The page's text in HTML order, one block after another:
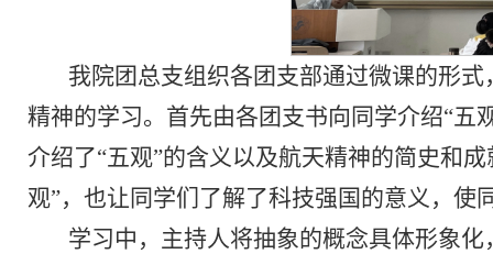
我院团总支组织各团支部通过微课的形
精神的学习。首先由各团支书向同学介绍“五
介绍了“五观”的含义以及航天精神的简史和
观”，也让同学们了解了科技强国的意义，使
学习中，主持人将抽象的概念具体形象